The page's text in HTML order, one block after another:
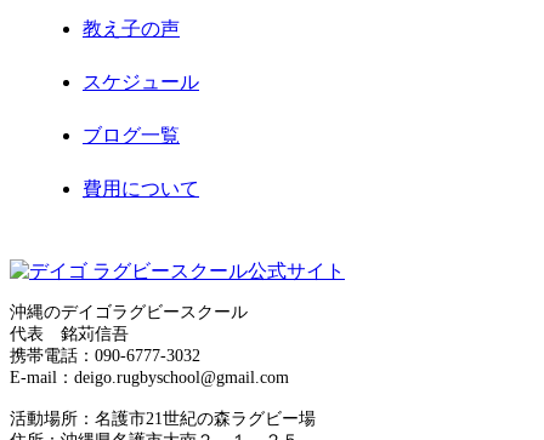
2020年12月
2020年11月
2020年8月
2020年7月
2020年5月
2020年4月
2020年3月
教え子の声
スケジュール
ブログ一覧
費用について
運営者情報
沖縄のデイゴラグビースクール
代表 銘苅信吾
携帯電話：090-6777-3032
E-mail：deigo.rugbyschool@gmail.com
活動場所：名護市21世紀の森ラグビー場